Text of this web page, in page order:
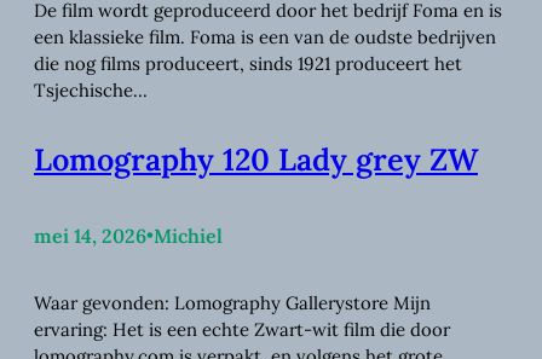
De film wordt geproduceerd door het bedrijf Foma en is
een klassieke film. Foma is een van de oudste bedrijven
die nog films produceert, sinds 1921 produceert het
Tsjechische…
Lomography 120 Lady grey ZW
mei 14, 2026•Michiel
Waar gevonden: Lomography Gallerystore Mijn
ervaring: Het is een echte Zwart-wit film die door